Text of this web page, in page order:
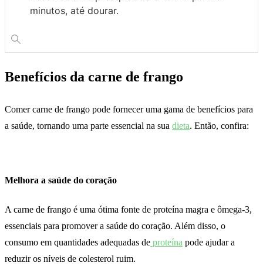
minutos, até dourar.
Benefícios da carne de frango
Comer carne de frango pode fornecer uma gama de benefícios para
a saúde, tornando uma parte essencial na sua dieta. Então, confira:
Melhora a saúde do coração
A carne de frango é uma ótima fonte de proteína magra e ômega-3,
essenciais para promover a saúde do coração. Além disso, o
consumo em quantidades adequadas de proteína pode ajudar a
reduzir os níveis de colesterol ruim.